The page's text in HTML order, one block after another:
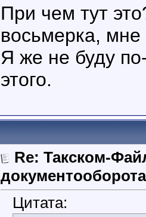
При чем тут
восьмерка,
Я же не буду
этого.
Re: Такском-
документооборота
Цитата: